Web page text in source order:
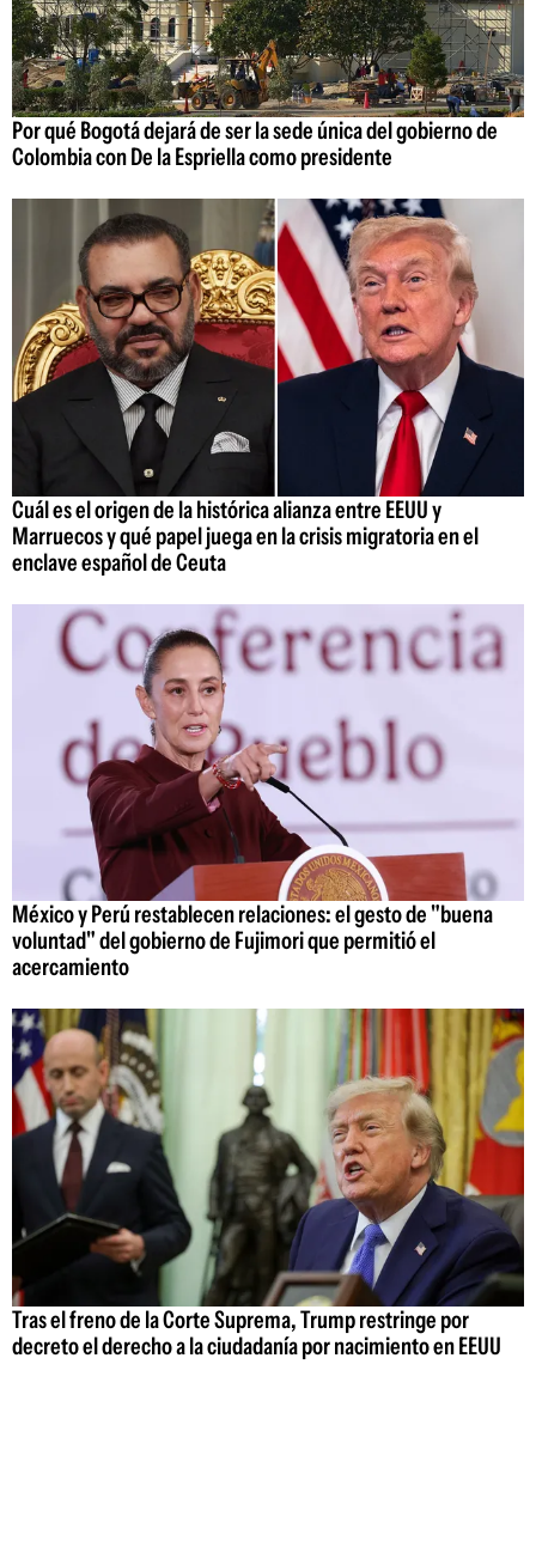
Por qué Bogotá dejará de ser la sede única del gobierno de
Colombia con De la Espriella como presidente
Cuál es el origen de la histórica alianza entre EEUU y
Marruecos y qué papel juega en la crisis migratoria en el
enclave español de Ceuta
México y Perú restablecen relaciones: el gesto de "buena
voluntad" del gobierno de Fujimori que permitió el
acercamiento
Tras el freno de la Corte Suprema, Trump restringe por
decreto el derecho a la ciudadanía por nacimiento en EEUU